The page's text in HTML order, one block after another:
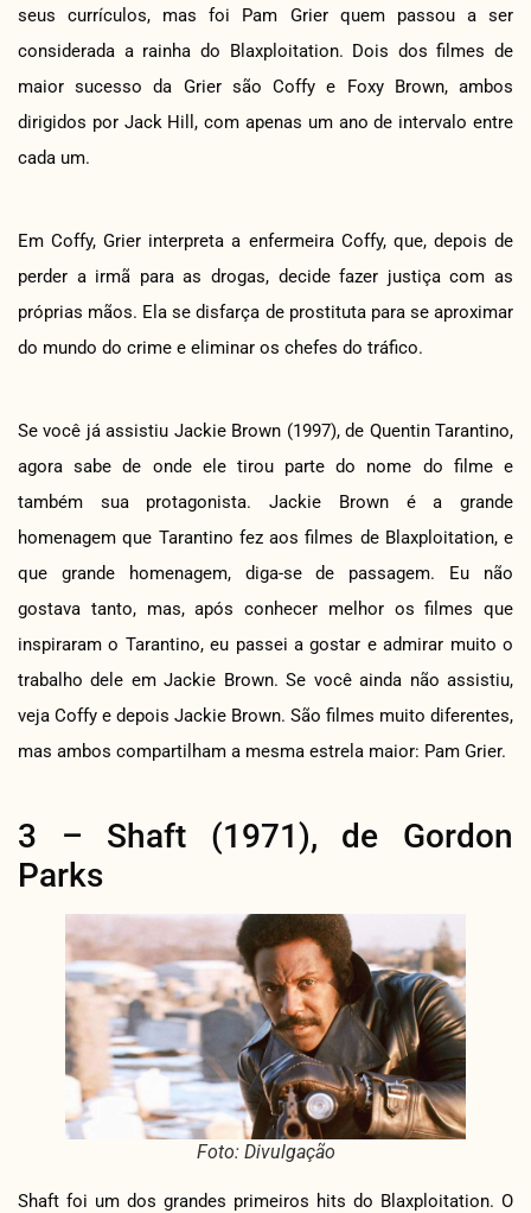
seus currículos, mas foi Pam Grier quem passou a ser
considerada a rainha do Blaxploitation. Dois dos filmes de
maior sucesso da Grier são Coffy e Foxy Brown, ambos
dirigidos por Jack Hill, com apenas um ano de intervalo entre
cada um.
Em Coffy, Grier interpreta a enfermeira Coffy, que, depois de
perder a irmã para as drogas, decide fazer justiça com as
próprias mãos. Ela se disfarça de prostituta para se aproximar
do mundo do crime e eliminar os chefes do tráfico.
Se você já assistiu Jackie Brown (1997), de Quentin Tarantino,
agora sabe de onde ele tirou parte do nome do filme e
também sua protagonista. Jackie Brown é a grande
homenagem que Tarantino fez aos filmes de Blaxploitation, e
que grande homenagem, diga-se de passagem. Eu não
gostava tanto, mas, após conhecer melhor os filmes que
inspiraram o Tarantino, eu passei a gostar e admirar muito o
trabalho dele em Jackie Brown. Se você ainda não assistiu,
veja Coffy e depois Jackie Brown. São filmes muito diferentes,
mas ambos compartilham a mesma estrela maior: Pam Grier.
3 – Shaft (1971), de Gordon
Parks
Foto: Divulgação
Shaft foi um dos grandes primeiros hits do Blaxploitation. O